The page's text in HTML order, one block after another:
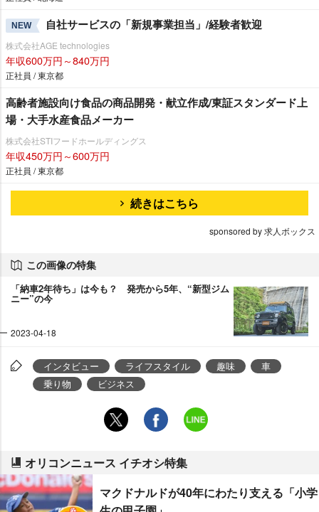
NEW 自社サービスの「新規事業担当」/経験者歓迎
株式会社AGE technologies
年収600万円～840万円
正社員 / 東京都
高齢者施設向け食品の商品開発・献立作成/東証スタンダード上
場・大手水産食品メーカー
株式会社STIフードホールディングス
年収450万円～600万円
正社員 / 東京都
続きはこちら
sponsored by 求人ボックス
この画像の特集
「納車2年待ち」は今も？ 発売から5年、“新型ジム
ニー”の今
2023-04-18
インタビュー ライフスタイル 趣味
車
乗り物
ビジネス
オリコンニュース イチオシ特集
マクドナルドが40年にわたり支える「小学